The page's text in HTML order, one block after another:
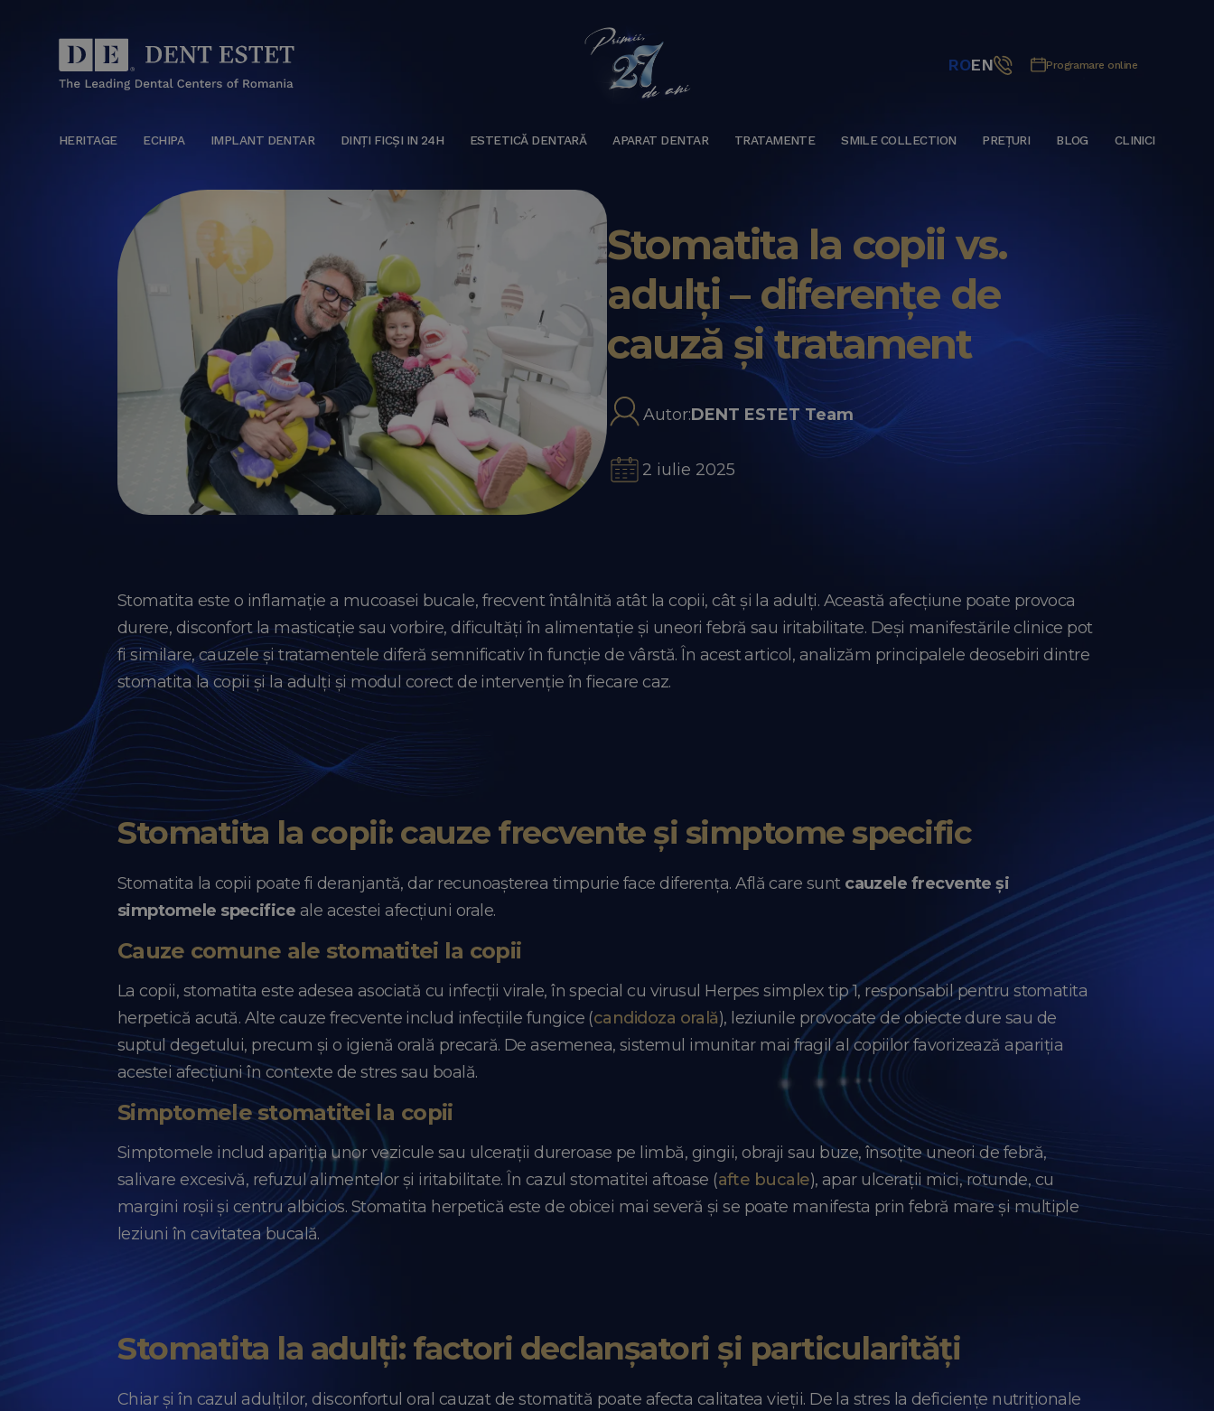
ROEN Programare online
HERITAGE ECHIPA IMPLANT DENTAR DINȚI FICȘI IN 24H ESTETICĂ DENTARĂ APARAT DENTAR TRATAMENTE SMILE COLLECTION PREȚURI BLOG CLINICI
Stomatita la copii vs.
adulți – diferențe de
cauză și tratament
Autor:DENT ESTET Team
2 iulie 2025
Stomatita este o inflamație a mucoasei bucale, frecvent întâlnită atât la copii, cât și la adulți. Această afecțiune poate provoca
durere, disconfort la masticație sau vorbire, dificultăți în alimentație și uneori febră sau iritabilitate. Deși manifestările clinice pot
fi similare, cauzele și tratamentele diferă semnificativ în funcție de vârstă. În acest articol, analizăm principalele deosebiri dintre
stomatita la copii și la adulți și modul corect de intervenție în fiecare caz.
Stomatita la copii: cauze frecvente și simptome specific
Stomatita la copii poate fi deranjantă, dar recunoașterea timpurie face diferența. Află care sunt cauzele frecvente și
simptomele specifice ale acestei afecțiuni orale.
Cauze comune ale stomatitei la copii
La copii, stomatita este adesea asociată cu infecții virale, în special cu virusul Herpes simplex tip 1, responsabil pentru stomatita
herpetică acută. Alte cauze frecvente includ infecțiile fungice (candidoza orală), leziunile provocate de obiecte dure sau de
suptul degetului, precum și o igienă orală precară. De asemenea, sistemul imunitar mai fragil al copiilor favorizează apariția
acestei afecțiuni în contexte de stres sau boală.
Simptomele stomatitei la copii
Simptomele includ apariția unor vezicule sau ulcerații dureroase pe limbă, gingii, obraji sau buze, însoțite uneori de febră,
salivare excesivă, refuzul alimentelor și iritabilitate. În cazul stomatitei aftoase (afte bucale), apar ulcerații mici, rotunde, cu
margini roșii și centru albicios. Stomatita herpetică este de obicei mai severă și se poate manifesta prin febră mare și multiple
leziuni în cavitatea bucală.
Stomatita la adulți: factori declanșatori și particularități
Chiar și în cazul adulților, disconfortul oral cauzat de stomatită poate afecta calitatea vieții. De la stres la deficiențe nutriționale